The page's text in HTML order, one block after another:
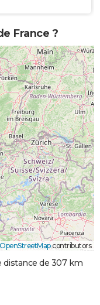
France ?
OpenStreetMapcontributors
distance de 307 km